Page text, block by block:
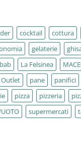
cocktail cottura
gelaterie
La Felsinea
Outlet pane panifici
pizza pizzeria
supermercati